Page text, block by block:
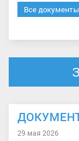
Все документы
29 мая 2026